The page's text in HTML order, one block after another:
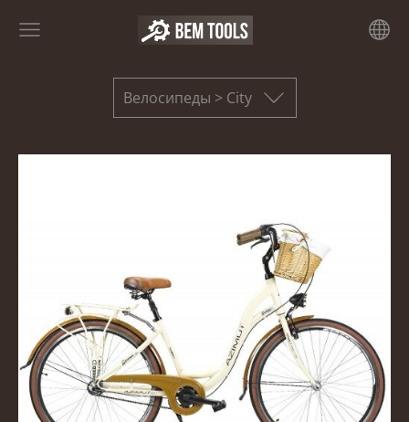
Велосипеды > City